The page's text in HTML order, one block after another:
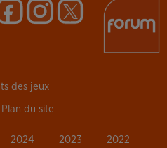
des jeux
Plan du site
2024 2023 2022